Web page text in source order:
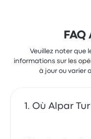
FAQ
Veuillez noter que
informations sur les
à jour ou varier
Où Alpar